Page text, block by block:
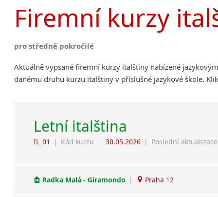
Firemní kurzy
pro středně pokročilé
Aktuálně vypsané firemní kurzy italštiny nabízené
danému druhu kurzu italštiny v příslušné jazykové škole.
Letní italština
IL_01 | Kód kurzu 30.05.2026 | Poslední aktualizace
Radka Malá - Giramondo | Praha 12